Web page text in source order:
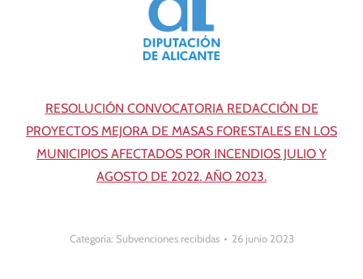
RESOLUCIÓN CONVOCATORIA REDACCIÓN DE
PROYECTOS MEJORA DE MASAS FORESTALES EN LOS
MUNICIPIOS AFECTADOS POR INCENDIOS JULIO Y
AGOSTO DE 2022. AÑO 2023.
Categoría: Subvenciones recibidas 26 junio 2023